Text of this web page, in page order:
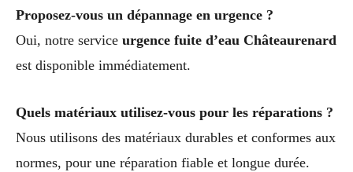
Proposez-vous un dépannage en urgence ?
Oui, notre service urgence fuite d’eau Châteaurenard
est disponible immédiatement.
Quels matériaux utilisez-vous pour les réparations ?
Nous utilisons des matériaux durables et conformes aux
normes, pour une réparation fiable et longue durée.